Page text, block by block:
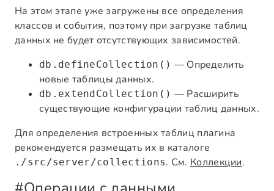
На этом этапе уже загружены все определения
классов и события, поэтому при загрузке таблиц
данных не будет отсутствующих зависимостей.
db.defineCollection() — Определить
новые таблицы данных.
db.extendCollection() — Расширить
существующие конфигурации таблиц данных.
Для определения встроенных таблиц плагина
рекомендуется размещать их в каталоге
./src/server/collections. См. Коллекции.